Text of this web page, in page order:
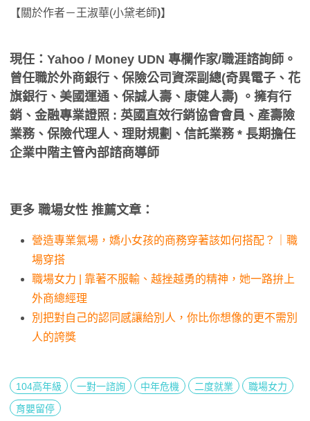
【關於作者－王淑華(小黛老師)】
現任：Yahoo / Money UDN 專欄作家/職涯諮詢師。
曾任職於外商銀行、保險公司資深副總(奇異電子、花
旗銀行、美國運通、保誠人壽、康健人壽) 。擁有行
銷、金融專業證照 : 英國直效行銷協會會員、產壽險
業務、保險代理人、理財規劃、信託業務 * 長期擔任
企業中階主管內部諮商導師
更多 職場女性 推薦文章：
營造專業氣場，嬌小女孩的商務穿著該如何搭配？｜職
場穿搭
職場女力 | 靠著不服輸、越挫越勇的精神，她一路拚上
外商總經理
別把對自己的認同感讓給別人，你比你想像的更不需別
人的誇獎
104高年級 一對一諮詢 中年危機 二度就業
職場女力
育嬰留停